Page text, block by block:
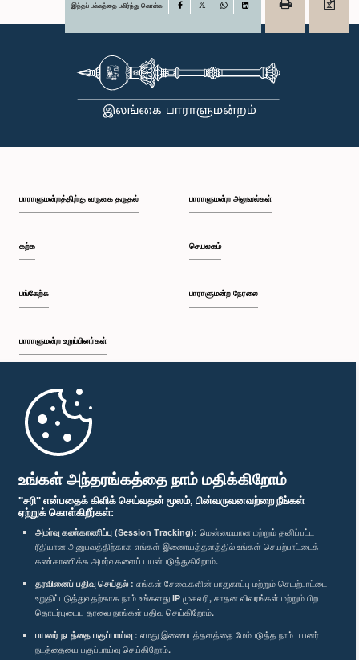
உங்கள் அந்தரங்கத்தை நாம் மதிக்கிறோம்
"சரி" என்பதைக் கிளிக் செய்வதன் மூலம், பின்வருவனவற்றை நீங்கள்
ஏற்றுக் கொள்கிறீர்கள்:
அமர்வு கண்காணிப்பு (Session Tracking): மென்மையான மற்றும் தனிப்பட்ட
ரீதியான அனுபவத்திற்காக எங்கள் இணையத்தளத்தில் உங்கள் செயற்பாட்டைக்
கண்காணிக்க அமர்வுகளைப் பயன்படுத்துகிறோம்.
தரவினைப் பதிவு செய்தல் : எங்கள் சேவைகளின் பாதுகாப்பு மற்றும் செயற்பாட்டை
உறுதிப்படுத்துவதற்காக நாம் உங்களது IP முகவரி, சாதன விவரங்கள் மற்றும் பிற
தொடர்புடைய தரவை நாங்கள் பதிவு செய்கிறோம்.
பயனர் நடத்தை பகுப்பாய்வு : எமது இணையத்தளத்தை மேம்படுத்த நாம் பயனர்
நடத்தையை பகுப்பாய்வு செய்கிறோம்.
இந்தப் பக்கத்தை பகிர்ந்து கொள்க Facebook
பாராளுமன்றத்திற்கு வருகை தருதல்
கற்க
பங்கேற்க
பாராளுமன்ற உறுப்பினர்கள்
முதற்பக்கம்
பாராளுமன்ற அலுவல்கள்
செயலகம்
பாராளுமன்ற நேரலை
பாராளுமன்ற கையடக்க செயலி
எம்மை பின்தொடர்க :
விருதுகள்
தனியுரிமைக் கொள்கை